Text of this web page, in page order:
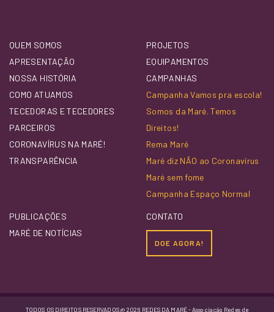
QUEM SOMOS
APRESENTAÇÃO
NOSSA HISTÓRIA
COMO ATUAMOS
TECEDORAS E TECEDORES
PARCEIROS
CORONAVÍRUS NA MARÉ!
TRANSPARÊNCIA
PROJETOS
EQUIPAMENTOS
CAMPANHAS
Campanha Vamos pra escola!
Somos da Maré. Temos
Direitos!
Rema Maré
Maré diz NÃO ao Coronavírus
Maré sem fome
Campanha Espaço Normal
PUBLICAÇÕES
MARÉ DE NOTÍCIAS
CONTATO
DOE AGORA!
TODOS OS DIREITOS RESERVADOS @ 2026 REDES DA MARÉ - Associação Redes de